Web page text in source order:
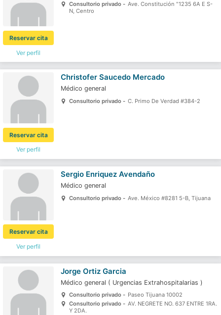
Ver perfil
Reservar cita
Consultorio privado - Ave. Constitución "1235 6A E S-
N, Centro
Ver perfil
Reservar cita
Christofer Saucedo Mercado
Médico general
Consultorio privado - C. Primo De Verdad #384-2
Ver perfil
Reservar cita
Sergio Enriquez Avendaño
Médico general
Consultorio privado - Ave. México #8281 5-B, Tijuana
Jorge Ortiz Garcia
Médico general ( Urgencias Extrahospitalarias )
Consultorio privado - Paseo Tijuana 10002
Consultorio privado - AV. NEGRETE NO. 637 ENTRE 1RA.
Y 2DA.